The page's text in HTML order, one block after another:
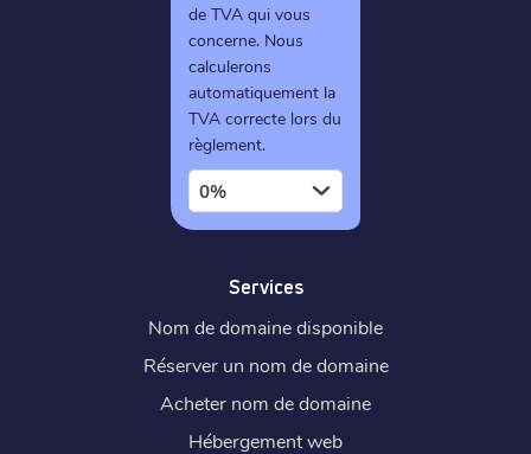
de TVA qui vous
concerne. Nous
calculerons
automatiquement la
TVA correcte lors du
règlement.
0%
Services
Nom de domaine disponible
Réserver un nom de domaine
Acheter nom de domaine
Hébergement web